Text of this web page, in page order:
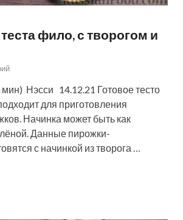
фило, с творогом и
Нэсси 14.12.21 Готовое тесто
для приготовления
Начинка может быть как
Данные пирожки-
с начинкой из творога …